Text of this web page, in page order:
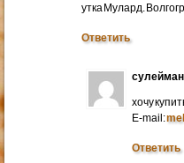
утка Мулард.
Ответить
сулейман
хочу
E-mail:
Ответить